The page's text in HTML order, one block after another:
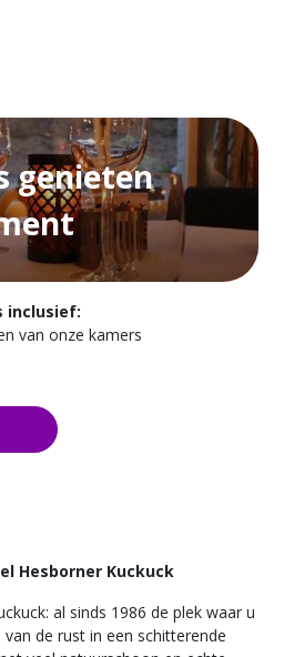
genieten
inclusief:
van onze kamers
Hesborner Kuckuck
al sinds 1986 de plek waar u
de rust in een schitterende